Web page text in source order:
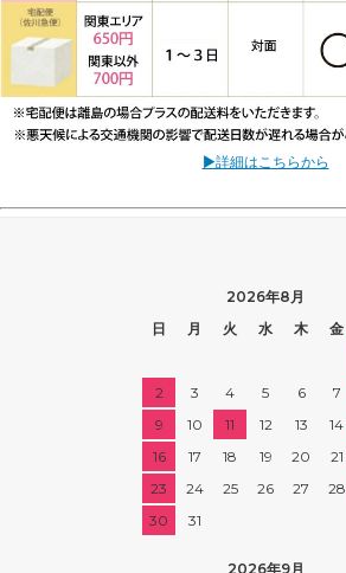
▶詳細はこちらから
2026年8月
日
月 火 水 木 金
2
3 4 5 6 7
9
10 11 12 13 14
16
17 18 19 20 21
23
24 25 26 27 28
30
31
2026年9月